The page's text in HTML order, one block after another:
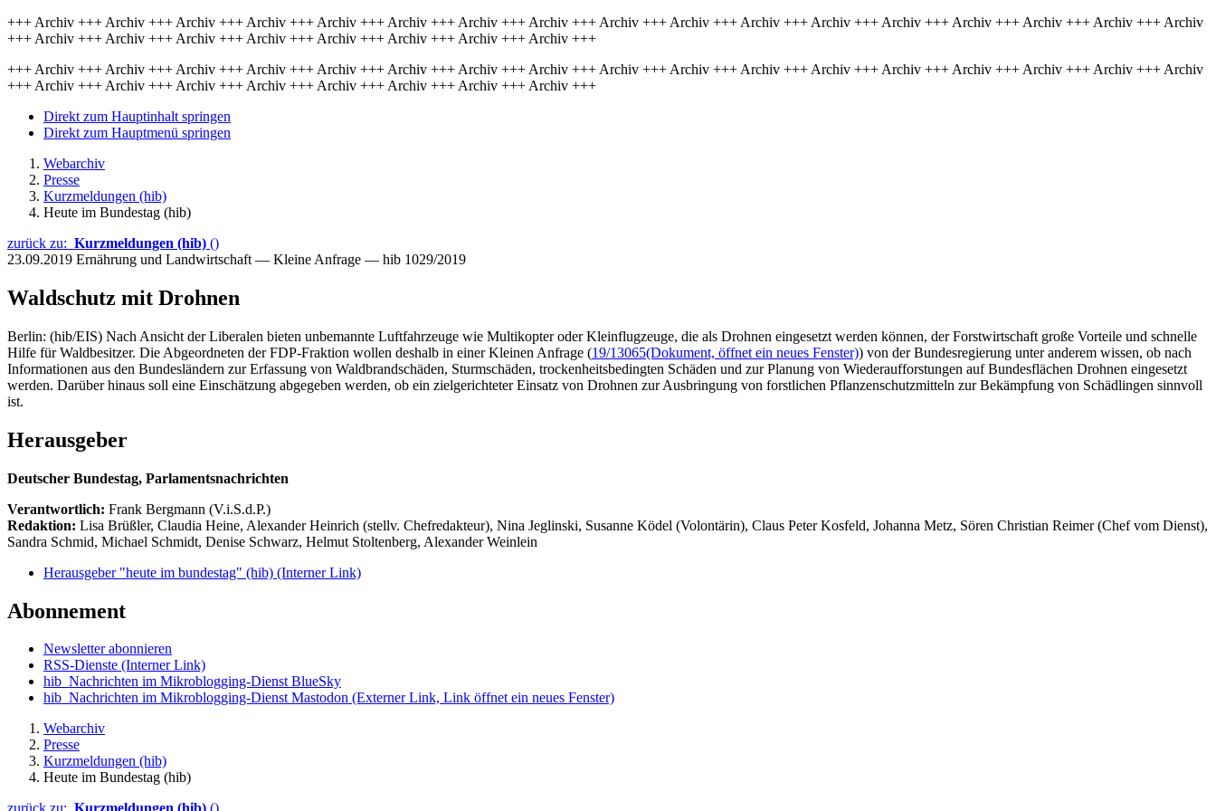
+++ Archiv +++ Archiv +++ Archiv +++ Archiv +++ Archiv +++ Archiv +++ Archiv +++ Archiv +++ Archiv +++ Archiv +++ Archiv +++ Archiv +++ Archiv +++ Archiv +++ Archiv +++ Archiv +++ Archiv
+++ Archiv +++ Archiv +++ Archiv +++ Archiv +++ Archiv +++ Archiv +++ Archiv +++ Archiv +++
+++ Archiv +++ Archiv +++ Archiv +++ Archiv +++ Archiv +++ Archiv +++ Archiv +++ Archiv +++ Archiv +++ Archiv +++ Archiv +++ Archiv +++ Archiv +++ Archiv +++ Archiv +++ Archiv +++ Archiv
+++ Archiv +++ Archiv +++ Archiv +++ Archiv +++ Archiv +++ Archiv +++ Archiv +++ Archiv +++
Direkt zum Hauptinhalt springen
Direkt zum Hauptmenü springen
Webarchiv
Presse
Kurzmeldungen (hib)
Heute im Bundestag (hib)
zurück zu: Kurzmeldungen (hib) ()
23.09.2019 Ernährung und Landwirtschaft — Kleine Anfrage — hib 1029/2019
Waldschutz mit Drohnen
Berlin: (hib/EIS) Nach Ansicht der Liberalen bieten unbemannte Luftfahrzeuge wie Multikopter oder Kleinflugzeuge, die als Drohnen eingesetzt werden können, der Forstwirtschaft große Vorteile und schnelle
Hilfe für Waldbesitzer. Die Abgeordneten der FDP-Fraktion wollen deshalb in einer Kleinen Anfrage (19/13065(Dokument, öffnet ein neues Fenster)) von der Bundesregierung unter anderem wissen, ob nach
Informationen aus den Bundesländern zur Erfassung von Waldbrandschäden, Sturmschäden, trockenheitsbedingten Schäden und zur Planung von Wiederaufforstungen auf Bundesflächen Drohnen eingesetzt
werden. Darüber hinaus soll eine Einschätzung abgegeben werden, ob ein zielgerichteter Einsatz von Drohnen zur Ausbringung von forstlichen Pflanzenschutzmitteln zur Bekämpfung von Schädlingen sinnvoll
ist.
Herausgeber
Deutscher Bundestag, Parlamentsnachrichten
Verantwortlich: Frank Bergmann (V.i.S.d.P.)
Redaktion: Lisa Brüßler, Claudia Heine, Alexander Heinrich (stellv. Chefredakteur), Nina Jeglinski, Susanne Ködel (Volontärin), Claus Peter Kosfeld, Johanna Metz, Sören Christian Reimer (Chef vom Dienst),
Sandra Schmid, Michael Schmidt, Denise Schwarz, Helmut Stoltenberg, Alexander Weinlein
Herausgeber "heute im bundestag" (hib) (Interner Link)
Abonnement
Newsletter abonnieren
RSS-Dienste (Interner Link)
hib_Nachrichten im Mikroblogging-Dienst BlueSky
hib_Nachrichten im Mikroblogging-Dienst Mastodon (Externer Link, Link öffnet ein neues Fenster)
Webarchiv
Presse
Kurzmeldungen (hib)
Heute im Bundestag (hib)